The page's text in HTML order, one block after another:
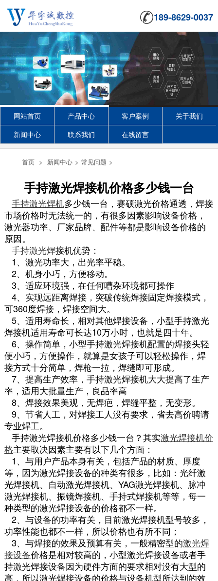
189-8629-0037
网站首页 产品中心 客户案例
关于我们
新闻中心
联系我们 在线留言
首页 > 新闻中心 > 常见问题 >
手持激光焊接机价格多少钱一台
手持激光焊机多少钱一台，赛硕激光价格通透，焊接
市场价格时无法统一的，有很多因素影响设备价格，
激光器功率、厂家品牌、配件等都是影响设备价格的
原因。
手持激光焊接机优势：
1、激光功率大，出光率平稳。
2、机身小巧，方便移动。
3、适应环境强，在任何嘈杂环境都可操作
4、实现远距离焊接，突破传统焊接固定焊接模式，
可360度焊接，焊接空间大。
5、适用寿命长，相对其他焊接设备，小型手持激光
焊接机适用寿命可长达10万小时，也就是四十年。
6、操作简单，小型手持激光焊接机配置的焊接头轻
便小巧，方便操作，就算是女孩子可以轻松操作，焊
接方式十分简单，焊枪一拉，焊缝即可形成。
7、提高生产效率，手持激光焊接机大大提高了生产
率，适用大批量生产，良品率高
8、焊接效果美观，无焊疤，焊缝平整，无变形。
9、节省人工，对焊接工人没有要求，省去高价聘请
专业焊工。
手持激光焊接机价格多少钱一台？其实激光焊接机价
格主要取决因素主要有以下几个方面：
1、与用户产品本身有关，包括产品的材质、厚度
等，因为激光焊接设备的种类有很多，比如：光纤激
光焊接机、自动激光焊接机、YAG激光焊接机、脉冲
激光焊接机、振镜焊接机、手持式焊接机等等，每一
种类型的激光焊接设备的价格都不一样。
2、与设备的功率有关，目前激光焊接机型号较多，
功率性能也都不一样，所以价格也有所不同；
3、与焊接的效果及预算有关，一般精密型的激光焊
接设备价格是相对较高的，小型激光焊接设备或者手
持激光焊接设备因为硬件方面的要求相对没有大型的
高，所以激光焊接设备的价格与设备机型所达到的效